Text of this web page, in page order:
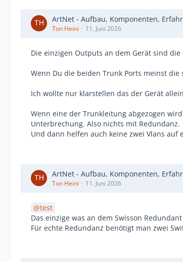
ArtNet - Aufbau, Komponenten,
Ton Heini 11. Juni 2026
Die einzigen Outputs an dem Gerät sind
Wenn Du die beiden Trunk Ports meinst
Ich wollte nur klarstellen das der Gerät
Wenn eine der Trunkleitung abgezogen
Unterbrechung. Also nichts mit Redundanz.
Und dann helfen auch keine zwei Vlans auf
ArtNet - Aufbau, Komponenten,
Ton Heini 11. Juni 2026
test
Das einzige was an dem Swisson
Für echte Redundanz benötigt man zwei